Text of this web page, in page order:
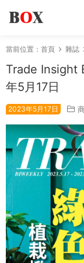
當前位置： 首頁 雜誌
Trade Insight
年5月17日
2023年5月17日